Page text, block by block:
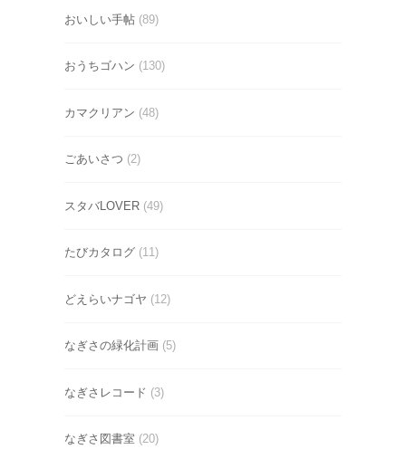
おいしい手帖 (89)
おうちゴハン (130)
カマクリアン (48)
ごあいさつ (2)
スタバLOVER (49)
たびカタログ (11)
どえらいナゴヤ (12)
なぎさの緑化計画 (5)
なぎさレコード (3)
なぎさ図書室 (20)